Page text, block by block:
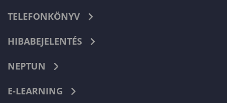
TELEFONKÖNYV
HIBABEJELENTÉS
NEPTUN
E-LEARNING